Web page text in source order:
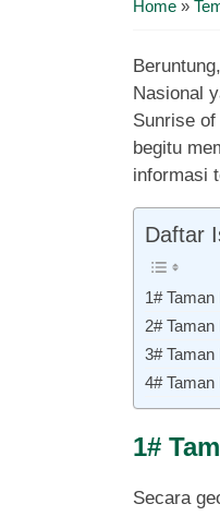
Home »
Nasional
Sunrise
begitu
informasi
Daftar
1#
2#
3#
4#
1#
Secara